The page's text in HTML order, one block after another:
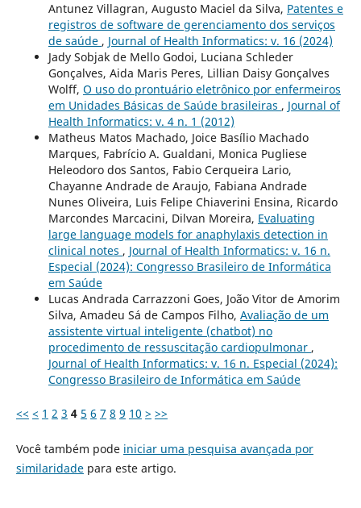
Antunez Villagran, Augusto Maciel da Silva, Patentes e
registros de software de gerenciamento dos serviços
de saúde , Journal of Health Informatics: v. 16 (2024)
Jady Sobjak de Mello Godoi, Luciana Schleder
Gonçalves, Aida Maris Peres, Lillian Daisy Gonçalves
Wolff, O uso do prontuário eletrônico por enfermeiros
em Unidades Básicas de Saúde brasileiras , Journal of
Health Informatics: v. 4 n. 1 (2012)
Matheus Matos Machado, Joice Basílio Machado
Marques, Fabrício A. Gualdani, Monica Pugliese
Heleodoro dos Santos, Fabio Cerqueira Lario,
Chayanne Andrade de Araujo, Fabiana Andrade
Nunes Oliveira, Luis Felipe Chiaverini Ensina, Ricardo
Marcondes Marcacini, Dilvan Moreira, Evaluating
large language models for anaphylaxis detection in
clinical notes , Journal of Health Informatics: v. 16 n.
Especial (2024): Congresso Brasileiro de Informática
em Saúde
Lucas Andrada Carrazzoni Goes, João Vitor de Amorim
Silva, Amadeu Sá de Campos Filho, Avaliação de um
assistente virtual inteligente (chatbot) no
procedimento de ressuscitação cardiopulmonar ,
Journal of Health Informatics: v. 16 n. Especial (2024):
Congresso Brasileiro de Informática em Saúde
<< < 1 2 3 4 5 6 7 8 9 10 > >>
Você também pode iniciar uma pesquisa avançada por
similaridadepara este artigo.